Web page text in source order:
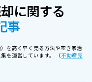
に関する
事
を高く早く売る方法や空き家活
を運営しています。 （不動産売